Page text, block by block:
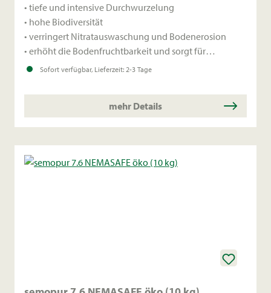
• tiefe und intensive Durchwurzelung
• hohe Biodiversität
• verringert Nitratauswaschung und Bodenerosion
• erhöht die Bodenfruchtbarkeit und sorgt für
Humusaufbau
Sofort verfügbar, Lieferzeit: 2-3 Tage
mehr Details